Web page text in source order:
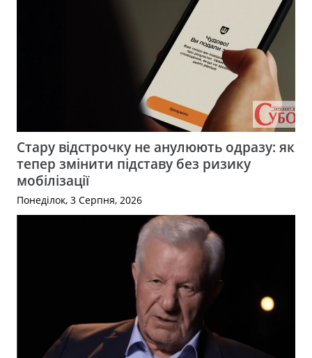
Стару відстрочку не анулюють одразу: як
тепер змінити підставу без ризику
мобілізації
Понеділок, 3 Серпня, 2026